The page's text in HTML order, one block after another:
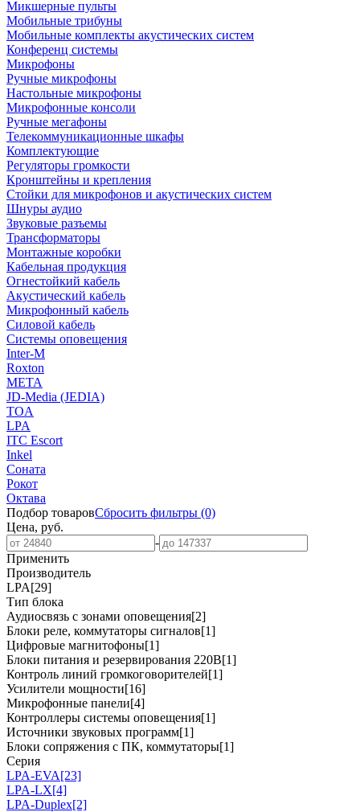
Микшерные пульты
Мобильные трибуны
Мобильные комплекты акустических систем
Конференц системы
Микрофоны
Ручные микрофоны
Настольные микрофоны
Микрофонные консоли
Ручные мегафоны
Телекоммуникационные шкафы
Комплектующие
Регуляторы громкости
Кронштейны и крепления
Стойки для микрофонов и акустических систем
Шнуры аудио
Звуковые разъемы
Трансформаторы
Монтажные коробки
Кабельная продукция
Огнестойкий кабель
Акустический кабель
Микрофонный кабель
Силовой кабель
Системы оповещения
Inter-M
Roxton
МЕТА
JD-Media (JEDIA)
TOA
LPA
ITC Escort
Inkel
Соната
Рокот
Октава
Подбор товаровСбросить фильтры (0)
Цена, руб.
-
Применить
Производитель
LPA[29]
Тип блока
Аудиосвязь с зонами оповещения[2]
Блоки реле, коммутаторы сигналов[1]
Цифровые магнитофоны[1]
Блоки питания и резервирования 220В[1]
Контроль линий громкоговорителей[1]
Усилители мощности[16]
Микрофонные панели[4]
Контроллеры системы оповещения[1]
Источники звуковых программ[1]
Блоки сопряжения с ПК, коммутаторы[1]
Серия
LPA-EVA[23]
LPA-LX[4]
LPA-Duplex[2]